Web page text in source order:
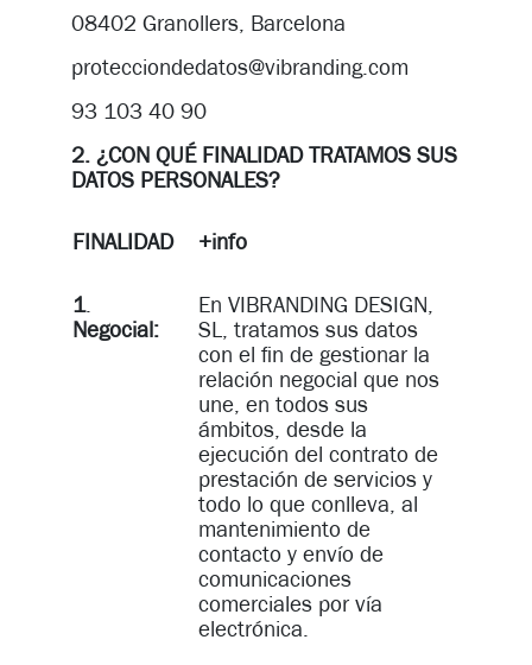
08402 Granollers, Barcelona
protecciondedatos@vibranding.com
93 103 40 90
2. ¿CON QUÉ FINALIDAD TRATAMOS SUS
DATOS PERSONALES?
FINALIDAD +info
1.
Negocial:
En VIBRANDING DESIGN,
SL, tratamos sus datos
con el fin de gestionar la
relación negocial que nos
une, en todos sus
ámbitos, desde la
ejecución del contrato de
prestación de servicios y
todo lo que conlleva, al
mantenimiento de
contacto y envío de
comunicaciones
comerciales por vía
electrónica.